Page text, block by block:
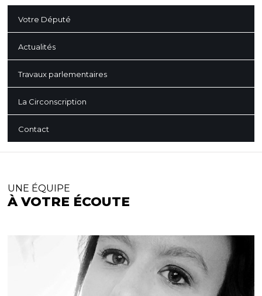
Votre Député
Actualités
Travaux parlementaires
La Circonscription
Contact
UNE ÉQUIPE
À VOTRE ÉCOUTE